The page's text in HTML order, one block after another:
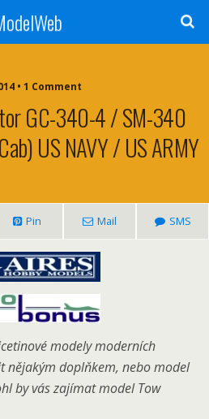
• 1 Comment
GC-340-4 / SM-340
US NAVY / US ARMY
Pin Mail SMS
modely moderních
nějakým doplňkem, nebo model
by vás zajímat model Tow